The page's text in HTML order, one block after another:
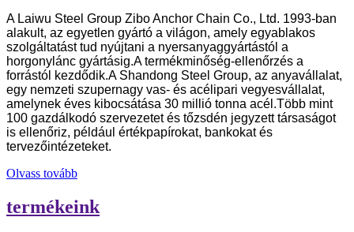
A Laiwu Steel Group Zibo Anchor Chain Co., Ltd. 1993-ban
alakult, az egyetlen gyártó a világon, amely egyablakos
szolgáltatást tud nyújtani a nyersanyaggyártástól a
horgonylánc gyártásig.A termékminőség-ellenőrzés a
forrástól kezdődik.A Shandong Steel Group, az anyavállalat,
egy nemzeti szupernagy vas- és acélipari vegyesvállalat,
amelynek éves kibocsátása 30 millió tonna acél.Több mint
100 gazdálkodó szervezetet és tőzsdén jegyzett társaságot
is ellenőriz, például értékpapírokat, bankokat és
tervezőintézeteket.
Olvass tovább
termékeink